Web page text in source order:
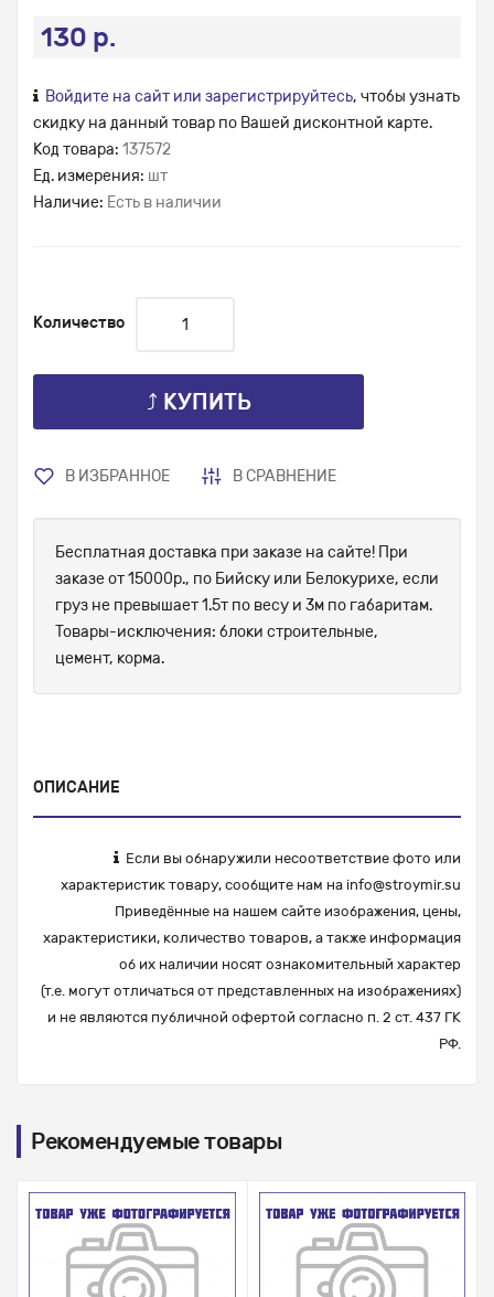
130 р.
Войдите на сайт или зарегистрируйтесь, чтобы узнать
скидку на данный товар по Вашей дисконтной карте.
Код товара: 137572
Ед. измерения: шт
Наличие: Есть в наличии
Количество
⤴ КУПИТЬ
В ИЗБРАННОЕ В СРАВНЕНИЕ
Бесплатная доставка при заказе на сайте! При
заказе от 15000р., по Бийску или Белокурихе, если
груз не превышает 1.5т по весу и 3м по габаритам.
Товары-исключения: блоки строительные,
цемент, корма.
ОПИСАНИЕ
Если вы обнаружили несоответствие фото или
характеристик товару, сообщите нам на info@stroymir.su
Приведённые на нашем сайте изображения, цены,
характеристики, количество товаров, а также информация
об их наличии носят ознакомительный характер
(т.е. могут отличаться от представленных на изображениях)
и не являются публичной офертой согласно п. 2 ст. 437 ГК
РФ.
Рекомендуемые товары